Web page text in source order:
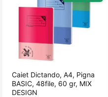
Caiet Dictando, A4, Pigna
BASIC, 48file, 60 gr, MIX
DESIGN